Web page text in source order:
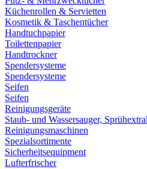
Küchenrollen & Servietten
Kosmetik & Taschentücher
Handtuchpapier
Toilettenpapier
Handtrockner
Spendersysteme
Spendersysteme
Seifen
Seifen
Reinigungsgeräte
Staub- und Wassersauger,
Reinigungsmaschinen
Spezialsortimente
Sicherheitsequipment
Lufterfrischer